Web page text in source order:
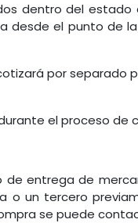
dentro del
desde el punto de
por separado
el proceso de
entrega de
o un tercero
se puede